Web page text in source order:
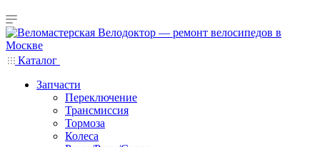
Каталог
Запчасти
Переключение
Трансмиссия
Тормоза
Колеса